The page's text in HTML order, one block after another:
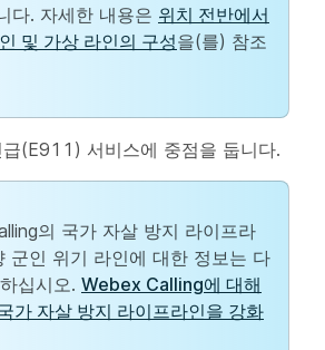
다. 자세한 내용은 위치 전반에서
및 가상 라인의 구성을(를) 참조
(E911) 서비스에 중점을 둡니다.
의 국가 자살 방지 라이프라
군인 위기 라인에 대한 정보는 다
십시오. Webex Calling에 대해
가 자살 방지 라이프라인을 강화